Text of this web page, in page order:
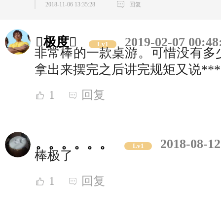
2018-11-06 13:35:28 回复
极度 Lv1 2019-02-07
非常棒的一款桌游。可惜没有
拿出来摆完之后讲完规矩又说
1 回复
。。。。。。 Lv1
2018-08-
棒极了
1 回复